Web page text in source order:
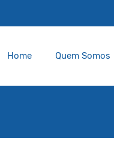
Home Quem Somos